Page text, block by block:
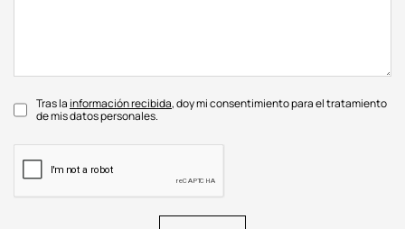
Tras la información recibida, doy mi consentimiento para el tratamiento
de mis datos personales.